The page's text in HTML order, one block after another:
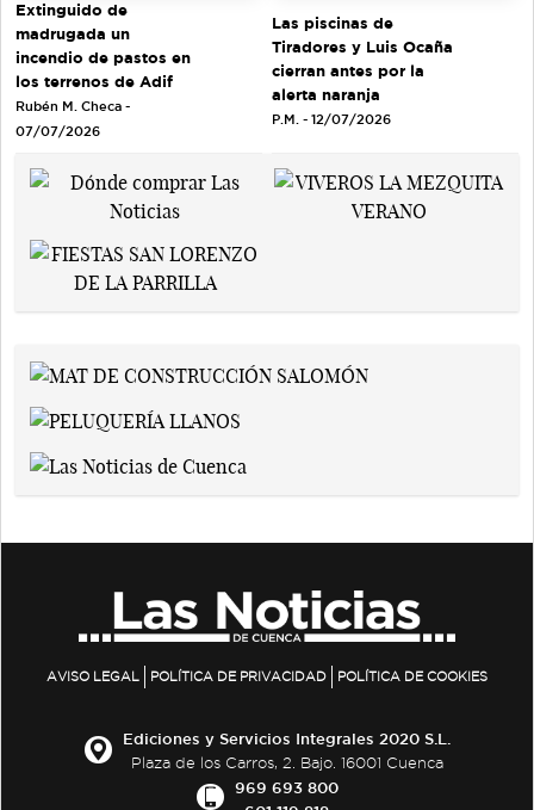
Extinguido de
madrugada un
incendio de pastos en
los terrenos de Adif
Rubén M. Checa -
07/07/2026
Las piscinas de
Tiradores y Luis Ocaña
cierran antes por la
alerta naranja
P.M. - 12/07/2026
AVISO LEGAL POLÍTICA DE PRIVACIDAD POLÍTICA DE COOKIES
Ediciones y Servicios Integrales 2020 S.L.
Plaza de los Carros, 2. Bajo. 16001 Cuenca
969 693 800